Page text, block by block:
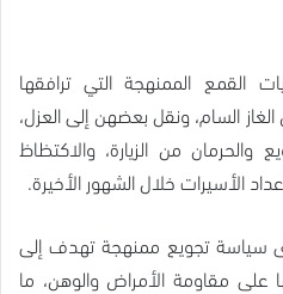
القمع الممنهجة التي ترافقها
السام، ونقل بعضهن إلى العزل،
والحرمان من الزيارة، والاكتظاظ
الأسيرات خلال الشهور الأخيرة.
سياسة تجويع ممنهجة تهدف إلى
مقاومة الأمراض والوهن، ما